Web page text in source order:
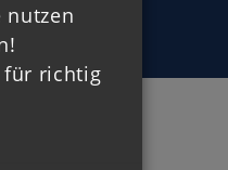
nutzen
für richtig